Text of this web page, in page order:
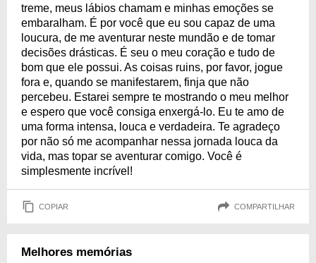
treme, meus lábios chamam e minhas emoções se
embaralham. É por você que eu sou capaz de uma
loucura, de me aventurar neste mundão e de tomar
decisões drásticas. É seu o meu coração e tudo de
bom que ele possui. As coisas ruins, por favor, jogue
fora e, quando se manifestarem, finja que não
percebeu. Estarei sempre te mostrando o meu melhor
e espero que você consiga enxergá-lo. Eu te amo de
uma forma intensa, louca e verdadeira. Te agradeço
por não só me acompanhar nessa jornada louca da
vida, mas topar se aventurar comigo. Você é
simplesmente incrível!
COPIAR COMPARTILHAR
Melhores memórias